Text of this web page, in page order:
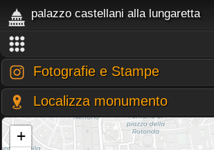
palazzo castellani alla lungaretta
Fotografie e Stampe
Localizza monumento
+